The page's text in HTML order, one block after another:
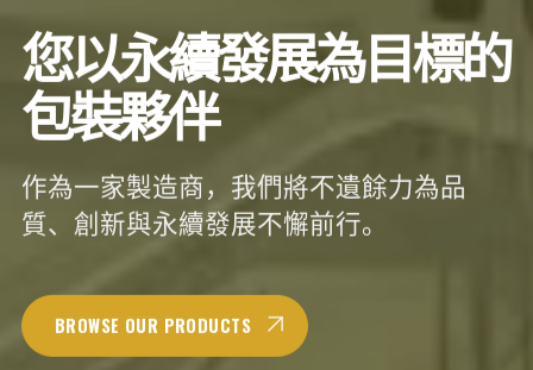
您以永續發展為目標的
包裝夥伴
作為一家製造商，我們將不遺餘力為品
質、創新與永續發展不懈前行。
BROWSE OUR PRODUCTS